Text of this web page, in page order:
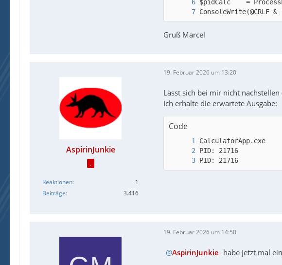
Gruß Marcel
AspirinJunkie
.
Reaktionen
1
Beiträge
3.416
19. Februar 2026 um 13:20
Lässt sich bei mir nicht nachstellen
Ich erhalte die erwartete Ausgabe:
Code
PID: 21716
19. Februar 2026 um 14:50
AspirinJunkie habe jetzt mal